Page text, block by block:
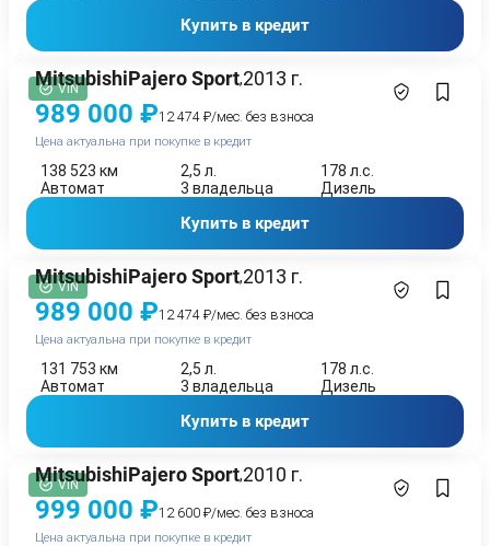
Купить в кредит
VIN
MitsubishiPajero Sport,2013 г.
989 000 ₽12 474 ₽/мес. без взноса
Цена актуальна при покупке в кредит
138 523 км 2,5 л.
178 л.с.
Автомат
3 владельца Дизель
Купить в кредит
VIN
MitsubishiPajero Sport,2013 г.
989 000 ₽12 474 ₽/мес. без взноса
Цена актуальна при покупке в кредит
131 753 км 2,5 л.
178 л.с.
Автомат
3 владельца Дизель
Купить в кредит
VIN
MitsubishiPajero Sport,2010 г.
999 000 ₽12 600 ₽/мес. без взноса
Цена актуальна при покупке в кредит